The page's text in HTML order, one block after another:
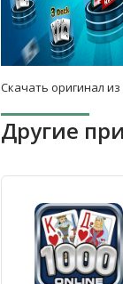
Скачать оригинал
Другие